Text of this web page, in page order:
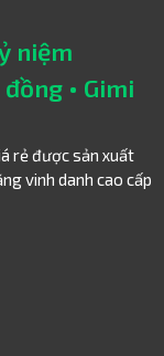
niệm
• Gimi
rẻ được sản xuất
vinh danh cao cấp